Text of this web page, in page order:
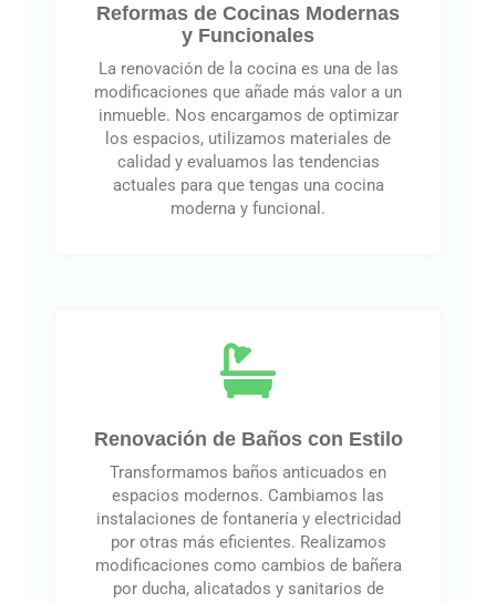
Reformas de Cocinas Modernas
y Funcionales
La renovación de la cocina es una de las
modificaciones que añade más valor a un
inmueble. Nos encargamos de optimizar
los espacios, utilizamos materiales de
calidad y evaluamos las tendencias
actuales para que tengas una cocina
moderna y funcional.
Renovación de Baños con Estilo
Transformamos baños anticuados en
espacios modernos. Cambiamos las
instalaciones de fontanería y electricidad
por otras más eficientes. Realizamos
modificaciones como cambios de bañera
por ducha, alicatados y sanitarios de